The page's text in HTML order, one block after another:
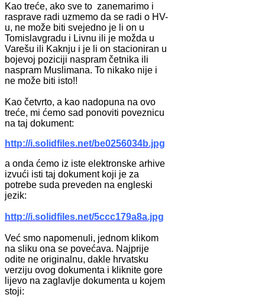
Kao treće, ako sve to zanemarimo i
rasprave radi uzmemo da se radi o HV-
u, ne može biti svejedno je li on u
Tomislavgradu i Livnu ili je možda u
Varešu ili Kaknju i je li on stacioniran u
bojevoj poziciji naspram četnika ili
naspram Muslimana. To nikako nije i
ne može biti isto!!
Kao četvrto, a kao nadopuna na ovo
treće, mi ćemo sad ponoviti poveznicu
na taj dokument:
http://i.solidfiles.net/be0256034b.jpg
a onda ćemo iz iste elektronske arhive
izvući isti taj dokument koji je za
potrebe suda preveden na engleski
jezik:
http://i.solidfiles.net/5ccc179a8a.jpg
Već smo napomenuli, jednom klikom
na sliku ona se povećava. Najprije
odite ne originalnu, dakle hrvatsku
verziju ovog dokumenta i kliknite gore
lijevo na zaglavlje dokumenta u kojem
stoji: